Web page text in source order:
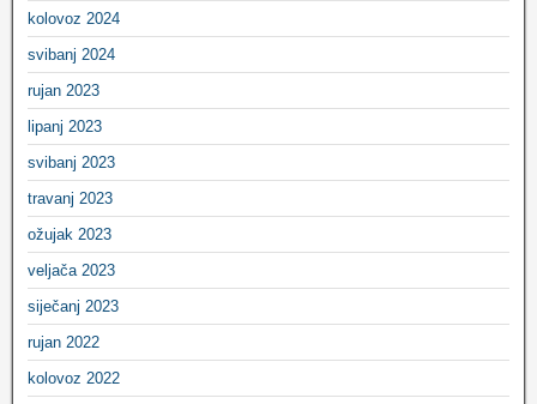
kolovoz 2024
svibanj 2024
rujan 2023
lipanj 2023
svibanj 2023
travanj 2023
ožujak 2023
veljača 2023
siječanj 2023
rujan 2022
kolovoz 2022